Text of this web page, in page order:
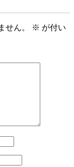
せん。 ※ が付い